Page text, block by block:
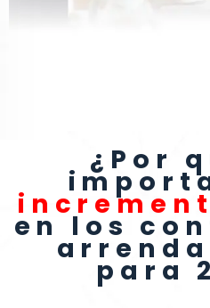
¿Por
en los
para